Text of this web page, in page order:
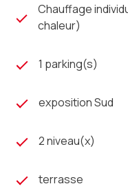
Chauffage
chaleur)
1 parking(s)
exposition Sud
2 niveau(x)
terrasse